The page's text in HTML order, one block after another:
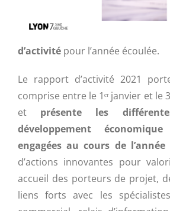
d’activité pour l’année écoulée.
Le rapport d’activité 2021
comprise entre le 1ᵉʳ janvier et le
et présente les
développement
engagées au cours de l’année
d’actions innovantes pour
accueil des porteurs de projet,
liens forts avec les